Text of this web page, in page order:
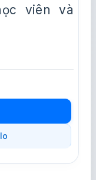
viên và